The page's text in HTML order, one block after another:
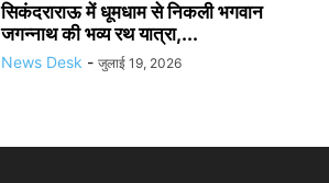
सिकंदराराऊ में धूमधाम से निकली भगवान
जगन्नाथ की भव्य रथ यात्रा,...
News Desk - जुलाई 19, 2026